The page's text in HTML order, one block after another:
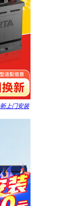
上门安装